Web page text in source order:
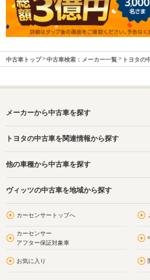
中古車トップ 中古車検索：メーカー一覧 トヨタの
メーカーから中古車を探す
トヨタの中古車を関連情報から探す
他の車種から中古車を探す
ヴィッツの中古車を地域から探す
カーセンサートップへ
カーセンサー
アフター保証対象車
お気に入り